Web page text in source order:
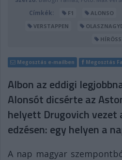
Címkék:
F1 ALONSO
VERSTAPPEN
Megosztás e-mailben Megosztás
Albon az eddigi
Alonsót dicsérte az
helyett Drugovich vezet
edzésen: egy helyen a
A nap magyar